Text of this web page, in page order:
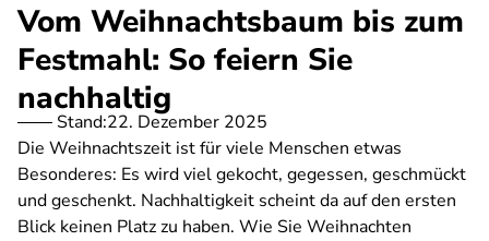
Vom Weihnachtsbaum bis zum
Festmahl: So feiern Sie
nachhaltig
Stand:22. Dezember 2025
Die Weihnachtszeit ist für viele Menschen etwas
Besonderes: Es wird viel gekocht, gegessen, geschmückt
und geschenkt. Nachhaltigkeit scheint da auf den ersten
Blick keinen Platz zu haben. Wie Sie Weihnachten